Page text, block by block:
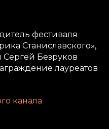
фестиваля
Станиславского»,
Безруков
лауреатов
канала